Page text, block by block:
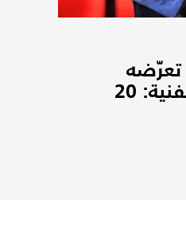
للسرقة في أعماله الفنية: 20